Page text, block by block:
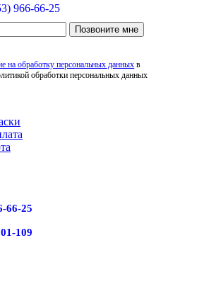
966-66-25
Позвоните мне
на обработку персональных данных в
обработки персональных данных
66-25
109